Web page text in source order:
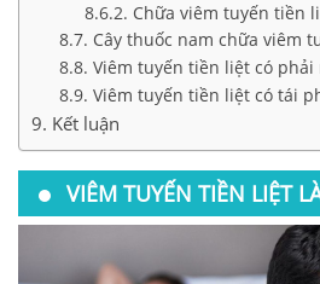
Chữa viêm tuyến tiền
Cây thuốc nam chữa viêm
Viêm tuyến tiền liệt có phải
Viêm tuyến tiền liệt có tái
Kết luận
VIÊM TUYẾN TIỀN LIỆT